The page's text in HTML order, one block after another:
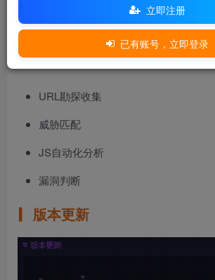
Rotor Goddess是一款用于快速打点JS文
兵工具，中文名叫转子女神，所拥有的功
URL勘探收集
威胁匹配
JS自动化分析
漏洞判断
版本更新
立即注册
已有账号，立即登录